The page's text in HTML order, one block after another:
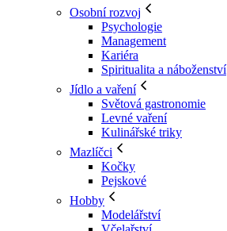
Osobní rozvoj
Psychologie
Management
Kariéra
Spiritualita a náboženství
Jídlo a vaření
Světová gastronomie
Levné vaření
Kulinářské triky
Mazlíčci
Kočky
Pejskové
Hobby
Modelářství